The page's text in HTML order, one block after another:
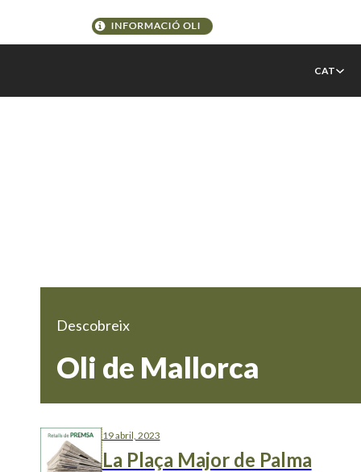
CAT
Descobreix
Oli de Mallorca
19 abril, 2023
La Plaça Major de Palma